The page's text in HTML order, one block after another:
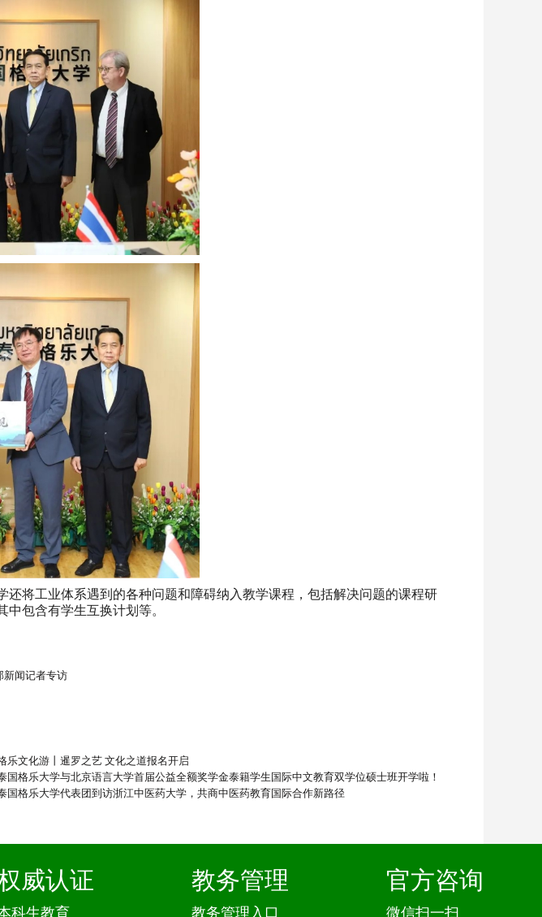
将工业体系遇到的各种问题和障碍纳入教学课程，包括解决问题的课程研
包含有学生互换计划等。
新闻记者专访
乐文化游丨暹罗之艺 文化之道报名开启
国格乐大学与北京语言大学首届公益全额奖学金泰籍学生国际中文教育双学位硕士班开学啦！
国格乐大学代表团到访浙江中医药大学，共商中医药教育国际合作新路径
威认证
科生教育
教务管理
教务管理入口
官方咨询
微信扫一扫